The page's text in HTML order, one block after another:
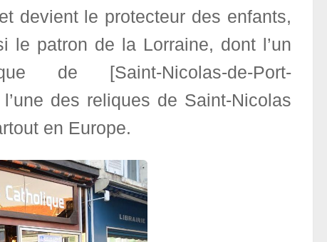
devient le protecteur des enfants,
le patron de la Lorraine, dont l’un
[Saint-Nicolas-de-Port-
des reliques de Saint-Nicolas
en Europe.